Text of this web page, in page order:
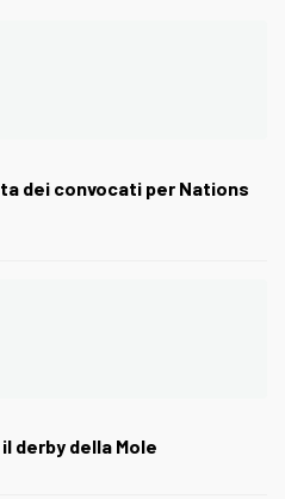
dei convocati per Nations
derby della Mole